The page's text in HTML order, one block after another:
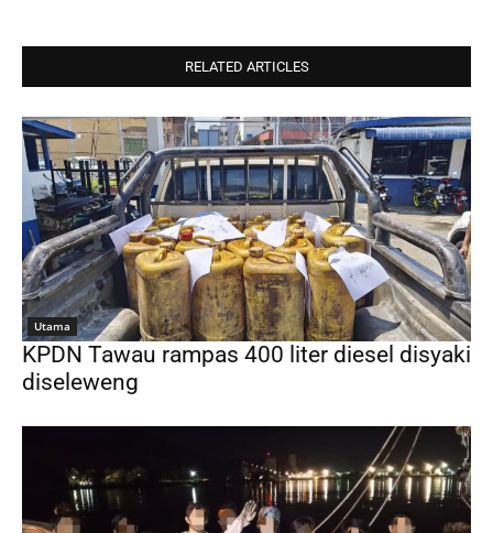
RELATED ARTICLES
Utama
KPDN Tawau rampas 400 liter diesel disyaki
diseleweng